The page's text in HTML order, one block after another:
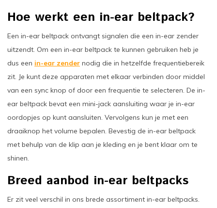
Hoe werkt een in-ear beltpack?
Een in-ear beltpack ontvangt signalen die een in-ear zender
uitzendt. Om een in-ear beltpack te kunnen gebruiken heb je
dus een in-ear zender nodig die in hetzelfde frequentiebereik
zit. Je kunt deze apparaten met elkaar verbinden door middel
van een sync knop of door een frequentie te selecteren. De in-
ear beltpack bevat een mini-jack aansluiting waar je in-ear
oordopjes op kunt aansluiten. Vervolgens kun je met een
draaiknop het volume bepalen. Bevestig de in-ear beltpack
met behulp van de klip aan je kleding en je bent klaar om te
shinen.
Breed aanbod in-ear beltpacks
Er zit veel verschil in ons brede assortiment in-ear beltpacks.